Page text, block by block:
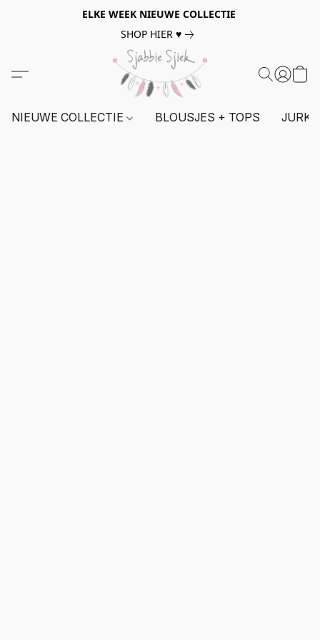
ELKE WEEK NIEUWE COLLECTIE
SHOP HIER ♥
NIEUWE COLLECTIE BLOUSJES + TOPS